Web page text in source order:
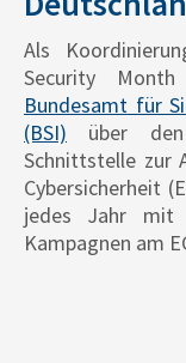
Als
Security
Bundesamt für
(BSI) über
Schnittstelle zur
Cybersicherheit
jedes Jahr mit
Kampagnen am